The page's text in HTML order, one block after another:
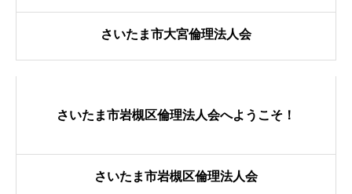
倫理法人会とは
活動内容と特色
さいたま市大宮倫理法人会
さいたま市岩槻区倫理法人会へようこそ！
さいたま市岩槻区倫理法人会